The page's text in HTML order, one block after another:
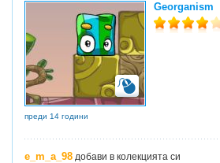
Georganism
преди 14 години
e_m_a_98 добави в колекцията си